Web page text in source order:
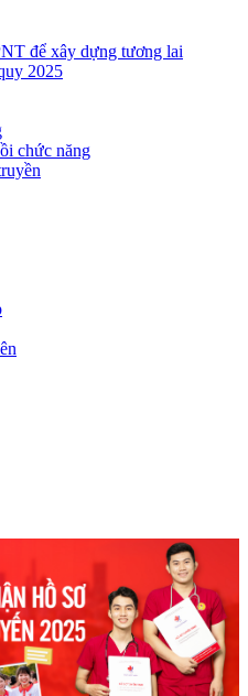
để xây dựng tương lai
2025
chức năng